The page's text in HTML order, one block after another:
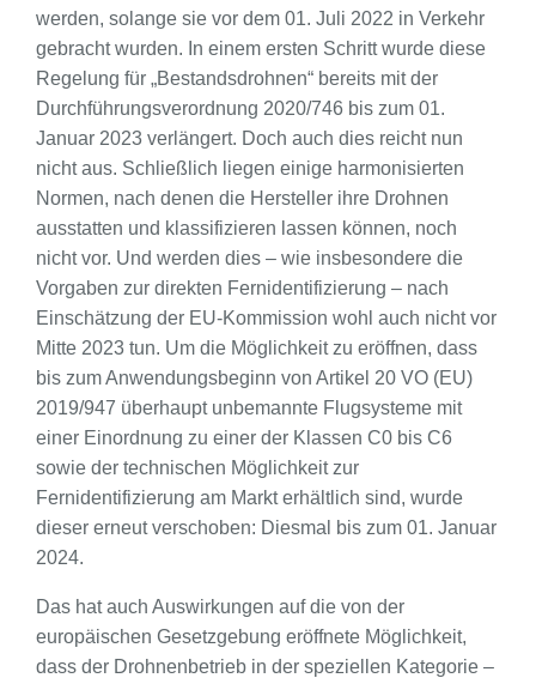
werden, solange sie vor dem 01. Juli 2022 in Verkehr
gebracht wurden. In einem ersten Schritt wurde diese
Regelung für „Bestandsdrohnen“ bereits mit der
Durchführungsverordnung 2020/746 bis zum 01.
Januar 2023 verlängert. Doch auch dies reicht nun
nicht aus. Schließlich liegen einige harmonisierten
Normen, nach denen die Hersteller ihre Drohnen
ausstatten und klassifizieren lassen können, noch
nicht vor. Und werden dies – wie insbesondere die
Vorgaben zur direkten Fernidentifizierung – nach
Einschätzung der EU-Kommission wohl auch nicht vor
Mitte 2023 tun. Um die Möglichkeit zu eröffnen, dass
bis zum Anwendungsbeginn von Artikel 20 VO (EU)
2019/947 überhaupt unbemannte Flugsysteme mit
einer Einordnung zu einer der Klassen C0 bis C6
sowie der technischen Möglichkeit zur
Fernidentifizierung am Markt erhältlich sind, wurde
dieser erneut verschoben: Diesmal bis zum 01. Januar
2024.
Das hat auch Auswirkungen auf die von der
europäischen Gesetzgebung eröffnete Möglichkeit,
dass der Drohnenbetrieb in der speziellen Kategorie –